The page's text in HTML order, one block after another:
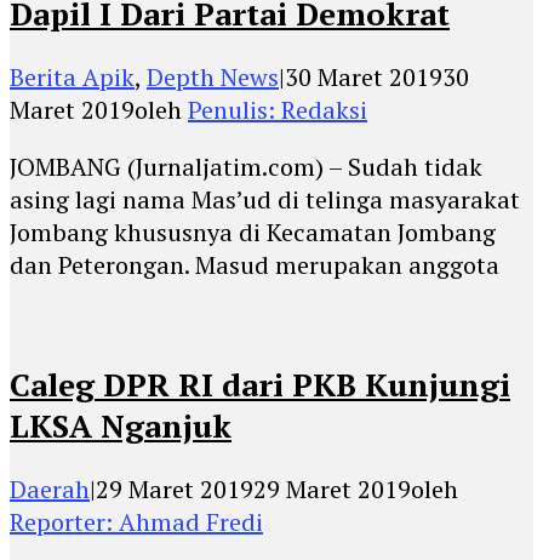
Dapil I Dari Partai Demokrat
Berita Apik, Depth News|30 Maret 201930
Maret 2019olehPenulis: Redaksi
JOMBANG (Jurnaljatim.com) – Sudah tidak
asing lagi nama Mas’ud di telinga masyarakat
Jombang khususnya di Kecamatan Jombang
dan Peterongan. Masud merupakan anggota
Caleg DPR RI dari PKB Kunjungi
LKSA Nganjuk
Daerah|29 Maret 201929 Maret 2019oleh
Reporter: Ahmad Fredi